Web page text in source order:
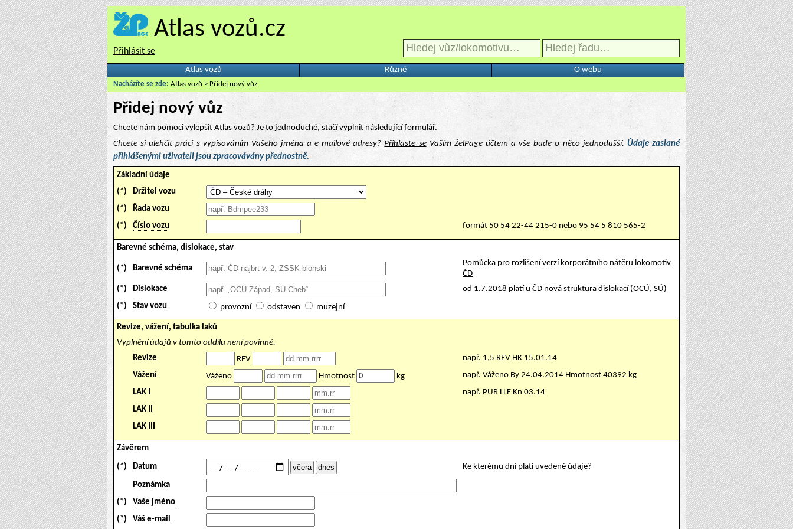
Atlas vozů.cz
Přihlásit se
Atlas vozů Různé O webu
Nacházíte se zde: Atlas vozů > Přidej nový vůz
Přidej nový vůz
Chcete nám pomoci vylepšit Atlas vozů? Je to jednoduché, stačí vyplnit následující formulář.
Chcete si ulehčit práci s vypisováním Vašeho jména a e-mailové adresy?Přihlaste seVaším ŽelPage účtem a vše bude o něco jednodušší. Údaje zaslané
přihlášenými uživateli jsou zpracovávány přednostně.
Základní údaje
(*)
Držitel vozu
(*)
Řada vozu
(*)
Číslo vozu formát 50 54 22-44 215-0 nebo 95 54 5 810 565-2
Barevné schéma, dislokace, stav
(*) Barevné schéma
Pomůcka pro rozlišení verzí korporátního nátěru lokomotiv
ČD
(*)
Dislokace
od 1.7.2018 platí u ČD nová struktura dislokací (OCÚ, SÚ)
(*)
Stav vozu provozní odstaven muzejní
Revize, vážení, tabulka laků
Vyplnění údajů v tomto oddílu není povinné.
Revize
REV
např. 1,5 REV HK 15.01.14
Vážení
Váženo Hmotnost kg
např. Váženo By 24.04.2014 Hmotnost 40392 kg
LAK I
např. PUR LLF Kn 03.14
LAK II
LAK III
Závěrem
(*) Datum Ke kterému dni platí uvedené údaje?
Poznámka
(*)
Vaše jméno
(*)
Váš e-mail